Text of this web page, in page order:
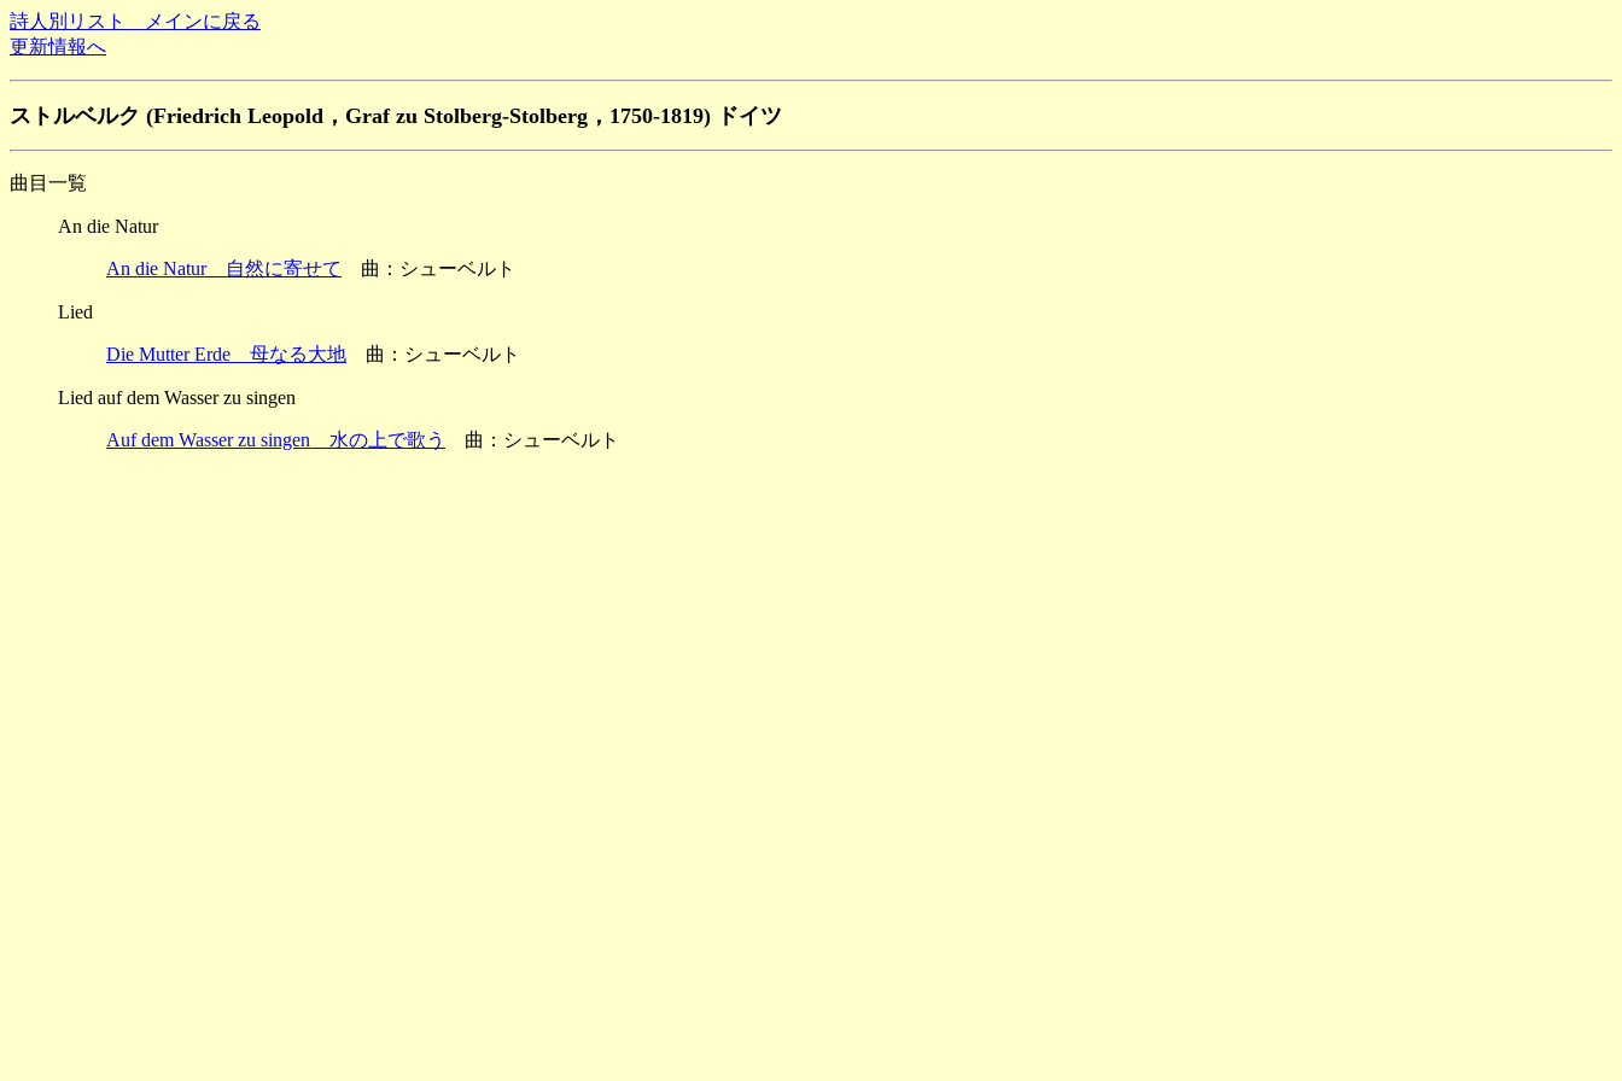
詩人別リスト メインに戻る
更新情報へ
ストルベルク (Friedrich Leopold，Graf zu Stolberg-Stolberg，1750-1819) ドイツ
曲目一覧
An die Natur
An die Natur 自然に寄せて 曲：シューベルト
Lied
Die Mutter Erde 母なる大地 曲：シューベルト
Lied auf dem Wasser zu singen
Auf dem Wasser zu singen 水の上で歌う 曲：シューベルト